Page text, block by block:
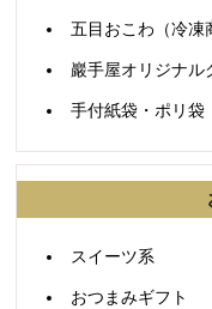
五目おこわ（冷凍
巖手屋オリジナル
手付紙袋・ポリ袋
スイーツ系
おつまみギフト